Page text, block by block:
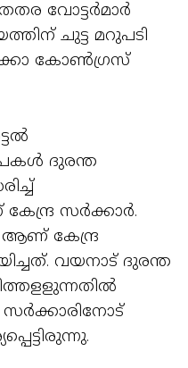
വോട്ടര്‍മാര്‍
ചുട്ട മറുപടി
കോണ്‍ഗ്രസ്
ദുരന്ത
സര്‍ക്കാര്‍.
കേന്ദ്ര
വയനാട് ദുരന്ത
സര്‍ക്കാരിനോട്